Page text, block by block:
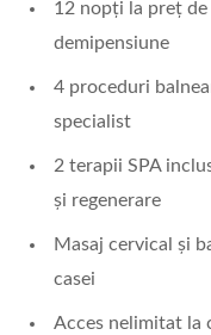
12 nopți la preț de
demipensiune
4 proceduri
specialist
2 terapii SPA
și regenerare
Masaj cervical și
casei
Acces nelimitat la